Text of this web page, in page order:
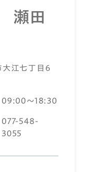
瀬田
江七丁目６
09:00～18:30
077-548-
3055